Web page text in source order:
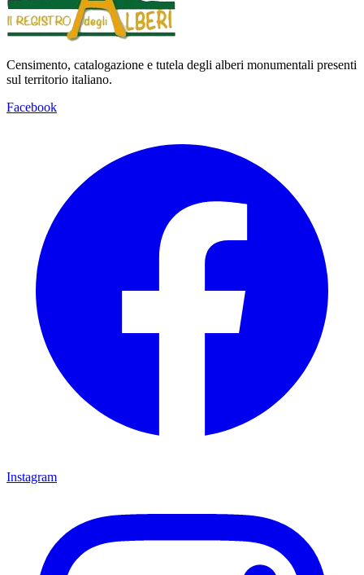
Censimento, catalogazione e tutela degli alberi monumentali presenti
sul territorio italiano.
Facebook
Instagram